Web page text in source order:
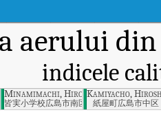
aerului din
indicele
Minamimachi, Hiroshima-ken
皆実小学校広島市南区
Kamiyacho,
紙屋町広島市中区